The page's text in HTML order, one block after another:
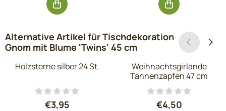
Alternative Artikel fürTischdekoration
Gnom mit Blume 'Twins' 45 cm
Holzsterne silber 24 St.
Preis: 3,95, ohne MwSt.: 3,26
€3,95
Weihnachtsgirlande
Tannenzapfen 47 cm
Preis: 4,50,
€4,50